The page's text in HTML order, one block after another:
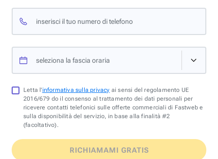
inserisci il tuo numero di telefono
seleziona la fascia oraria
Letta l'informativa sulla privacy ai sensi del regolamento UE
2016/679 do il consenso al trattamento dei dati personali per
ricevere contatti telefonici sulle offerte commerciali di Fastweb e
sulla disponibilità del servizio, in base alla finalità #2
(facoltativo).
RICHIAMAMI GRATIS